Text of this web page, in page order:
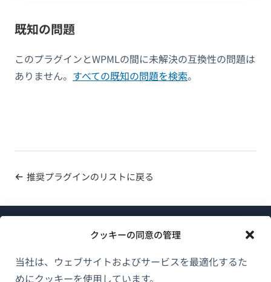
クッキーの同意の管理
当社は、ウェブサイトおよびサービスを最適化するた
めにクッキーを使用しています。
既知の問題
このプラグインとWPMLの間に未解決の互換性の問題は
ありません。 すべての既知の問題を検索。
推奨プラグインのリストに戻る